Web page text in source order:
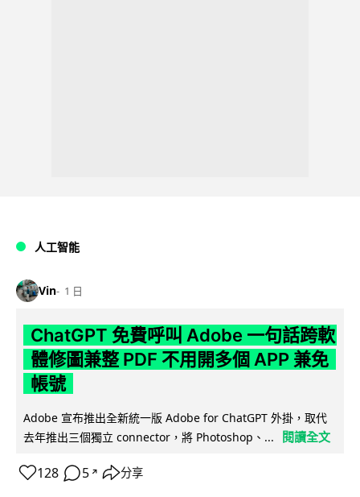
人工智能
Vin 1 日
ChatGPT 免費呼叫 Adobe 一句話跨軟
體修圖兼整 PDF 不用開多個 APP 兼免
帳號
Adobe 宣布推出全新統一版 Adobe for ChatGPT 外掛，取代
去年推出三個獨立 connector，將 Photoshop、...
閱讀全文
128 5 ↗ 分享